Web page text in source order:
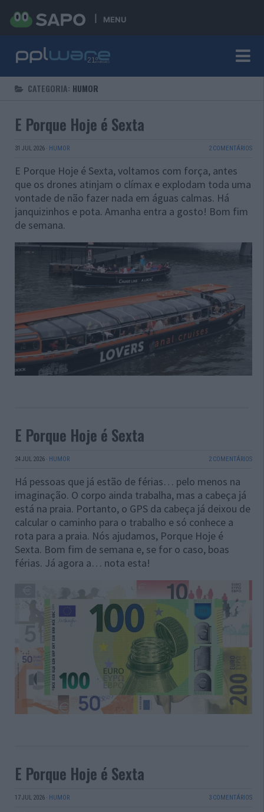
MENU
CATEGORIA: HUMOR
E Porque Hoje é Sexta
31 JUL 2026 · HUMOR 2 COMENTÁRIOS
E Porque Hoje é Sexta, voltamos com força, antes
que os drones atinjam o clímax e explodam toda uma
vontade de não fazer nada em águas calmas. Há
janquizinhos e pota. Amanha entra a gosto! Bom fim
de semana.
E Porque Hoje é Sexta
24 JUL 2026 · HUMOR 2 COMENTÁRIOS
Há pessoas que já estão de férias… pelo menos na
imaginação. O corpo ainda trabalha, mas a cabeça já
está na praia. Portanto, o GPS da cabeça já deixou de
calcular o caminho para o trabalho e só conhece a
rota para a praia. Nós ajudamos, Porque Hoje é
Sexta. Bom fim de semana e, se for o caso, boas
férias. Já agora a… nota esta!
E Porque Hoje é Sexta
17 JUL 2026 · HUMOR 3 COMENTÁRIOS